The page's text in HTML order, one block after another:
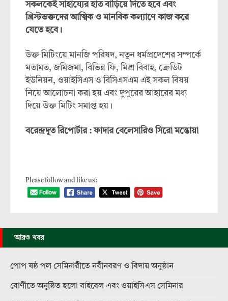
সকলকেই সাহায্যের হাত বাড়িয়ে দিতে হবে এবং
খ্রিস্টভক্তদের আত্মিক ও মানবিক কল্যাণে কাজ করে
যেতে হবে।
উক্ত মিটিংয়ে মানজি পরিষদ, নতুন ধর্মপ্রদেশের সম্পর্কে
মতামত, জমিজমা, বিভিন্ন ফি, মিশ্র বিবাহ, ক্রেডিট
ইউনিয়ন, ওয়াইসিএস ও বিসিএসএম এই সকল বিষয়
নিয়ে আলোচনা করা হয় এবং দুপুরের আহারের মধ্য
দিয়ে উক্ত মিটিং সমাপ্ত হয়।
বরেন্দ্রদূত রিপোর্টার : ফাদার বেলেসারিও সিরো মন্তোয়া
Please follow and like us:
আরও খবর
পোপ ষষ্ঠ পল সেমিনারীতে নবীনবরণ ও বিদায় অনুষ্ঠান
বোর্ণীতে অনুষ্ঠিত হলো বাইবেল এবং ওয়াইসিএস সেমিনার